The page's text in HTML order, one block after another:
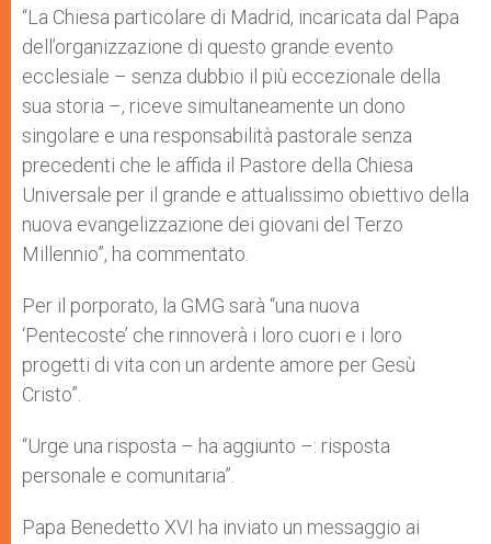
“La Chiesa particolare di Madrid, incaricata dal Papa
dell’organizzazione di questo grande evento
ecclesiale – senza dubbio il più eccezionale della
sua storia –, riceve simultaneamente un dono
singolare e una responsabilità pastorale senza
precedenti che le affida il Pastore della Chiesa
Universale per il grande e attualissimo obiettivo della
nuova evangelizzazione dei giovani del Terzo
Millennio”, ha commentato.
Per il porporato, la GMG sarà “una nuova
‘Pentecoste’ che rinnoverà i loro cuori e i loro
progetti di vita con un ardente amore per Gesù
Cristo”.
“Urge una risposta – ha aggiunto –: risposta
personale e comunitaria”.
Papa Benedetto XVI ha inviato un messaggio ai